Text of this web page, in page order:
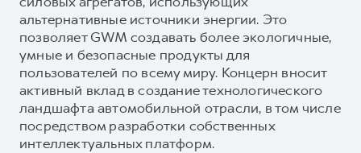
альтернативные источники энергии. Это
позволяет GWM создавать более экологичные,
умные и безопасные продукты для
пользователей по всему миру. Концерн вносит
активный вклад в создание технологического
ландшафта автомобильной отрасли, в том числе
посредством разработки собственных
интеллектуальных платформ.